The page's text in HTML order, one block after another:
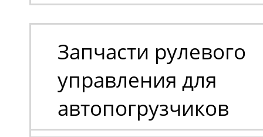
Запчасти рулевого
управления для
автопогрузчиков